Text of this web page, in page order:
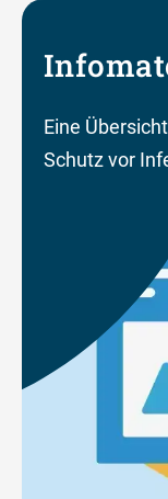
Eine
Schutz vor